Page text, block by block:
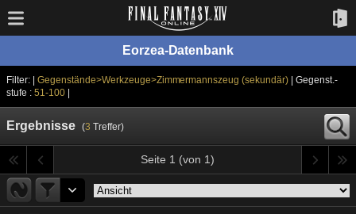
Eorzea-Datenbank
Filter: | Gegenstände>Werkzeuge>Zimmermannszeug (sekundär) | Gegenst.-
stufe : 51-100|
Ergebnisse (3 Treffer)
Seite 1 (von 1)